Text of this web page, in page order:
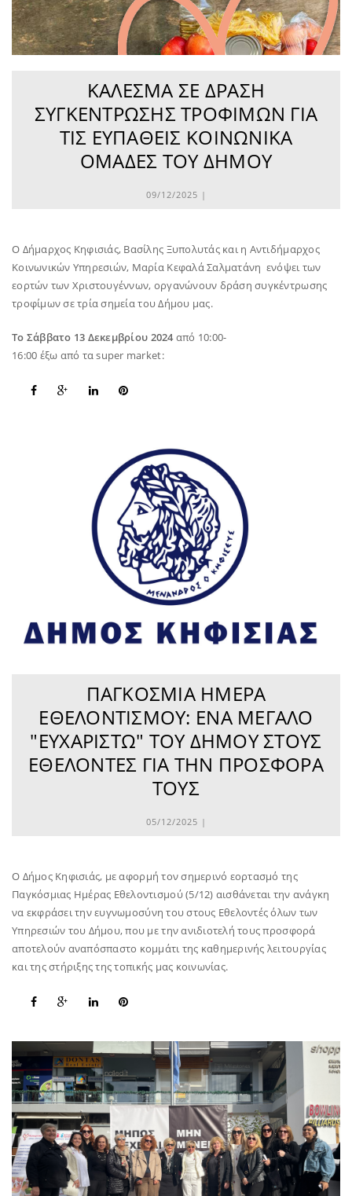
ΚΆΛΕΣΜΑ ΣΕ ΔΡΆΣΗ
ΣΥΓΚΈΝΤΡΩΣΗΣ ΤΡΟΦΊΜΩΝ ΓΙΑ
ΤΙΣ ΕΥΠΑΘΕΊΣ ΚΟΙΝΩΝΙΚΆ
ΟΜΆΔΕΣ ΤΟΥ ΔΉΜΟΥ
09/12/2025 |
Ο Δήμαρχος Κηφισιάς, Βασίλης Ξυπολυτάς και η Αντιδήμαρχος
Κοινωνικών Υπηρεσιών, Μαρία Κεφαλά Σαλματάνη ενόψει των
εορτών των Χριστουγέννων, οργανώνουν δράση συγκέντρωσης
τροφίμων σε τρία σημεία του Δήμου μας.
Το Σάββατο 13 Δεκεμβρίου 2024από 10:00-
16:00 έξω από τα super market:
ΠΑΓΚΌΣΜΙΑ ΗΜΈΡΑ
ΕΘΕΛΟΝΤΙΣΜΟΎ: ΈΝΑ ΜΕΓΆΛΟ
"ΕΥΧΑΡΙΣΤΏ" ΤΟΥ ΔΉΜΟΥ ΣΤΟΥΣ
ΕΘΕΛΟΝΤΈΣ ΓΙΑ ΤΗΝ ΠΡΟΣΦΟΡΆ
ΤΟΥΣ
05/12/2025 |
O Δήμος Κηφισιάς, με αφορμή τον σημερινό εορτασμό της
Παγκόσμιας Ημέρας Εθελοντισμού (5/12) αισθάνεται την ανάγκη
να εκφράσει την ευγνωμοσύνη του στους Εθελοντές όλων των
Υπηρεσιών του Δήμου, που με την ανιδιοτελή τους προσφορά
αποτελούν αναπόσπαστο κομμάτι της καθημερινής λειτουργίας
και της στήριξης της τοπικής μας κοινωνίας.